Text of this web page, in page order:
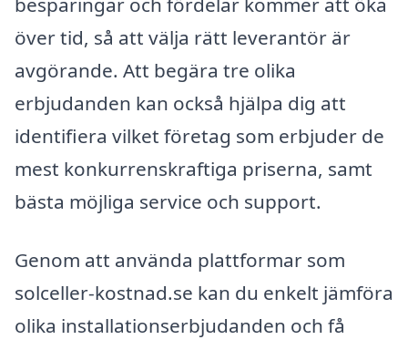
över tid, så att välja rätt leverantör är
avgörande. Att begära tre olika
erbjudanden kan också hjälpa dig att
identifiera vilket företag som erbjuder de
mest konkurrenskraftiga priserna, samt
bästa möjliga service och support.
Genom att använda plattformar som
solceller-kostnad.se kan du enkelt jämföra
olika installationserbjudanden och få